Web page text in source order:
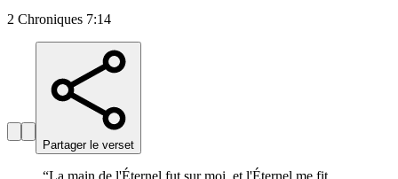
2 Chroniques 7:14
Partager le verset